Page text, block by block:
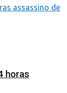
horas